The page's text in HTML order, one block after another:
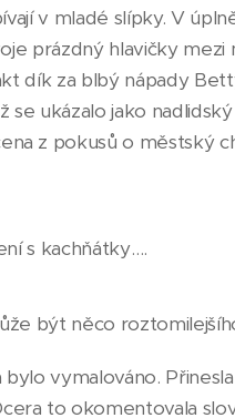
v mladé slípky. V
prázdný hlavičky
dík za blbý nápady
ukázalo jako
z pokusů o městský
s kachňátky….
být něco
vymalováno.
to okomentovala